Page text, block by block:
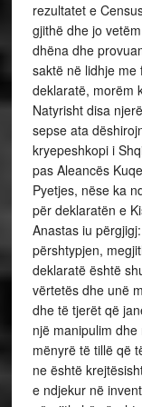
rezultatet e
gjithë dhe jo
dhëna dhe
saktë në lidhje
deklaratë, morëm
Natyrisht disa
sepse ata
kryepeshkopi i
pas Aleancës
Pyetjes, nëse ka
për deklaratën e
Anastas iu
përshtypjen,
deklaratë është
vërtetës dhe unë
dhe të tjerët që
një manipulim
mënyrë të tillë që
ne është
e ndjekur në